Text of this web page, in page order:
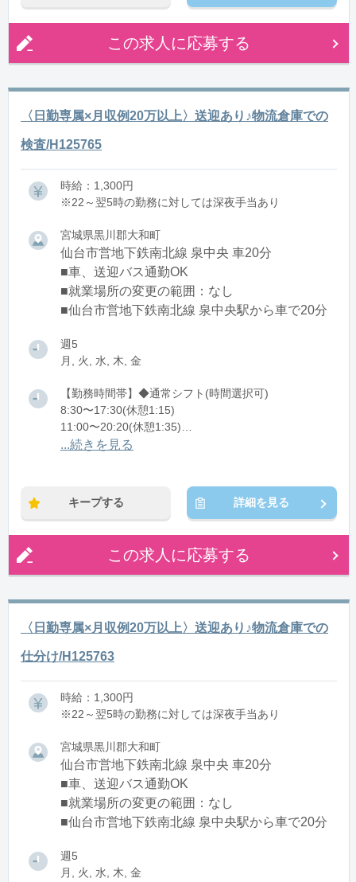
この求人に応募する
〈日勤専属×月収例20万以上〉送迎あり♪物流倉庫での
検査/H125765
時給：1,300円
※22～翌5時の勤務に対しては深夜手当あり
宮城県黒川郡大和町
仙台市営地下鉄南北線 泉中央 車20分
■車、送迎バス通勤OK
■就業場所の変更の範囲：なし
■仙台市営地下鉄南北線 泉中央駅から車で20分
週5
月, 火, 水, 木, 金
【勤務時間帯】◆通常シフト(時間選択可)
8:30〜17:30(休憩1:15)
11:00〜20:20(休憩1:35)
13:00〜22:20(休憩1:35)
...続きを見る
キープする 詳細を見る
この求人に応募する
〈日勤専属×月収例20万以上〉送迎あり♪物流倉庫での
仕分け/H125763
時給：1,300円
※22～翌5時の勤務に対しては深夜手当あり
宮城県黒川郡大和町
仙台市営地下鉄南北線 泉中央 車20分
■車、送迎バス通勤OK
■就業場所の変更の範囲：なし
■仙台市営地下鉄南北線 泉中央駅から車で20分
週5
月, 火, 水, 木, 金